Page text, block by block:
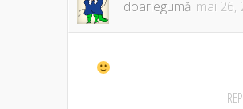
doarlegumă mai 26,